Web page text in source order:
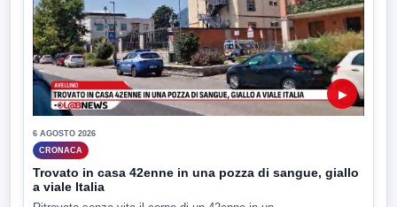
▶
6 AGOSTO 2026
CRONACA
Trovato in casa 42enne in una pozza di sangue, giallo
a viale Italia